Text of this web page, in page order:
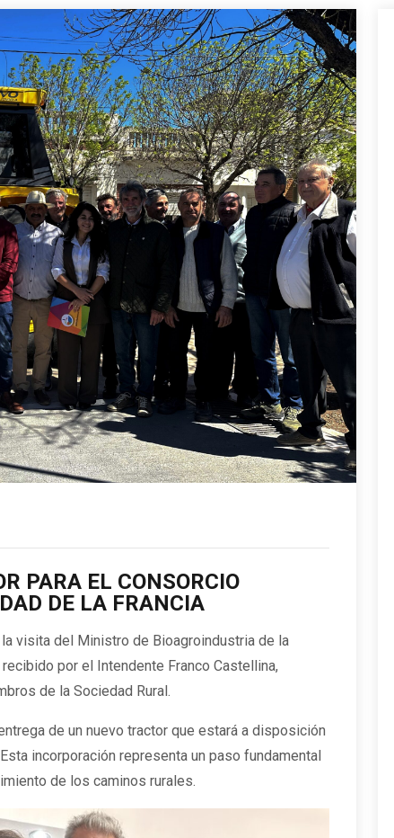
PARA EL CONSORCIO
DE LA FRANCIA
visita del Ministro de Bioagroindustria de la
por el Intendente Franco Castellina,
de la Sociedad Rural.
de un nuevo tractor que estará a disposición
incorporación representa un paso fundamental
de los caminos rurales.